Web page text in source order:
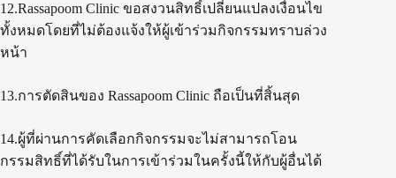
12.Rassapoom Clinic ขอสงวนสิทธิ์เปลี่ยนแปลงเงื่อนไข
ทั้งหมดโดยที่ไม่ต้องแจ้งให้ผู้เข้าร่วมกิจกรรมทราบล่วง
หน้า
13.การตัดสินของ Rassapoom Clinic ถือเป็นที่สิ้นสุด
14.ผู้ที่ผ่านการคัดเลือกกิจกรรมจะไม่สามารถโอน
กรรมสิทธิ์ที่ได้รับในการเข้าร่วมในครั้งนี้ให้กับผู้อื่นได้